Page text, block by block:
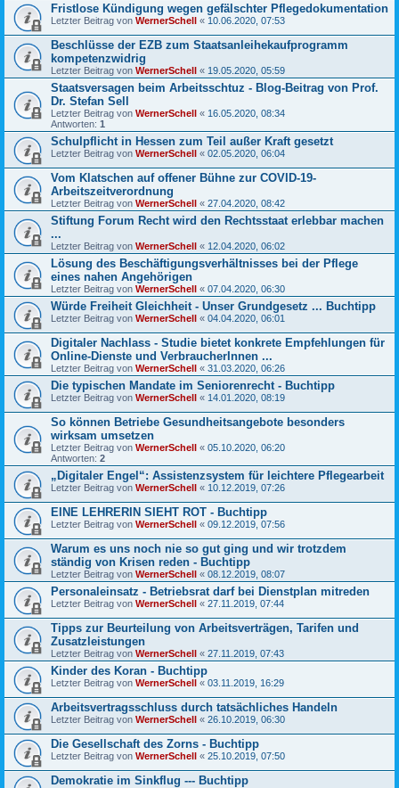
Fristlose Kündigung wegen gefälschter Pflegedokumentation
Letzter Beitrag von WernerSchell « 10.06.2020, 07:53
Beschlüsse der EZB zum Staatsanleihekaufprogramm
kompetenzwidrig
Letzter Beitrag von WernerSchell « 19.05.2020, 05:59
Staatsversagen beim Arbeitsschtuz - Blog-Beitrag von Prof.
Dr. Stefan Sell
Letzter Beitrag von WernerSchell « 16.05.2020, 08:34
Antworten: 1
Schulpflicht in Hessen zum Teil außer Kraft gesetzt
Letzter Beitrag von WernerSchell « 02.05.2020, 06:04
Vom Klatschen auf offener Bühne zur COVID-19-
Arbeitszeitverordnung
Letzter Beitrag von WernerSchell « 27.04.2020, 08:42
Stiftung Forum Recht wird den Rechtsstaat erlebbar machen
...
Letzter Beitrag von WernerSchell « 12.04.2020, 06:02
Lösung des Beschäftigungsverhältnisses bei der Pflege
eines nahen Angehörigen
Letzter Beitrag von WernerSchell « 07.04.2020, 06:30
Würde Freiheit Gleichheit - Unser Grundgesetz ... Buchtipp
Letzter Beitrag von WernerSchell « 04.04.2020, 06:01
Digitaler Nachlass - Studie bietet konkrete Empfehlungen für
Online-Dienste und VerbraucherInnen ...
Letzter Beitrag von WernerSchell « 31.03.2020, 06:26
Die typischen Mandate im Seniorenrecht - Buchtipp
Letzter Beitrag von WernerSchell « 14.01.2020, 08:19
So können Betriebe Gesundheitsangebote besonders
wirksam umsetzen
Letzter Beitrag von WernerSchell « 05.10.2020, 06:20
Antworten: 2
„Digitaler Engel“: Assistenzsystem für leichtere Pflegearbeit
Letzter Beitrag von WernerSchell « 10.12.2019, 07:26
EINE LEHRERIN SIEHT ROT - Buchtipp
Letzter Beitrag von WernerSchell « 09.12.2019, 07:56
Warum es uns noch nie so gut ging und wir trotzdem
ständig von Krisen reden - Buchtipp
Letzter Beitrag von WernerSchell « 08.12.2019, 08:07
Personaleinsatz - Betriebsrat darf bei Dienstplan mitreden
Letzter Beitrag von WernerSchell « 27.11.2019, 07:44
Tipps zur Beurteilung von Arbeitsverträgen, Tarifen und
Zusatzleistungen
Letzter Beitrag von WernerSchell « 27.11.2019, 07:43
Kinder des Koran - Buchtipp
Letzter Beitrag von WernerSchell « 03.11.2019, 16:29
Arbeitsvertragsschluss durch tatsächliches Handeln
Letzter Beitrag von WernerSchell « 26.10.2019, 06:30
Die Gesellschaft des Zorns - Buchtipp
Letzter Beitrag von WernerSchell « 25.10.2019, 07:50
Demokratie im Sinkflug --- Buchtipp